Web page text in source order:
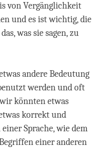
von Vergänglichkeit
und es ist wichtig, die
was sie sagen, zu
andere Bedeutung
werden und oft
könnten etwas
korrekt und
Sprache, wie dem
einer anderen